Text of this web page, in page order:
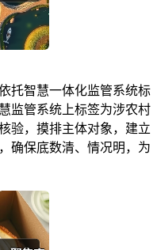
智慧一体化监管系统标
监管系统上标签为涉农村
验，摸排主体对象，建立
确保底数清、情况明，为